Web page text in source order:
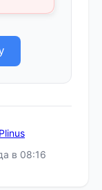
Plinus
в 08:16